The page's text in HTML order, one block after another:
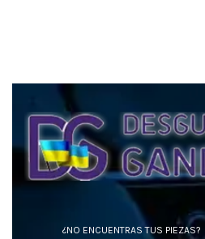
¿NO ENCUENTRAS TUS PIEZAS?